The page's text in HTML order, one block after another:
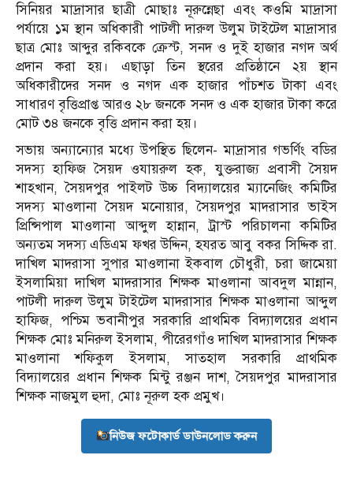
সিনিয়র মাদ্রাসার ছাত্রী মোছাঃ নূরুন্নেছা এবং কওমি মাদ্রাসা
পর্যায়ে ১ম স্থান অধিকারী পাটলী দারুল উলুম টাইটেল মাদ্রাসার
ছাত্র মোঃ আব্দুর রকিবকে ক্রেস্ট, সনদ ও দুই হাজার নগদ অর্থ
প্রদান করা হয়। এছাড়া তিন স্থরের প্রতিষ্ঠানে ২য় স্থান
অধিকারীদের সনদ ও নগদ এক হাজার পাঁচশত টাকা এবং
সাধারণ বৃত্তিপ্রাপ্ত আরও ২৮ জনকে সনদ ও এক হাজার টাকা করে
মোট ৩৪ জনকে বৃত্তি প্রদান করা হয়।
সভায় অন্যান্যোর মধ্যে উপস্থিত ছিলেন- মাদ্রাসার গভর্ণিং বডির
সদস্য হাফিজ সৈয়দ ওযায়রুল হক, যুক্তরাজ্য প্রবাসী সৈয়দ
শাহখান, সৈয়দপুর পাইলট উচ্চ বিদ্যালয়ের ম্যানেজিং কমিটির
সদস্য মাওলানা সৈয়দ মনোয়ার, সৈয়দপুর মাদরাসার ভাইস
প্রিন্সিপাল মাওলানা আব্দুল হান্নান, ট্রাস্ট পরিচালনা কমিটির
অন্যতম সদস্য এডিএম ফখর উদ্দিন, হযরত আবু বকর সিদ্দিক রা.
দাখিল মাদরাসা সুপার মাওলানা ইকবাল চৌধুরী, চরা জামেয়া
ইসলামিয়া দাখিল মাদরাসার শিক্ষক মাওলানা আবদুল মান্নান,
পাটলী দারুল উলুম টাইটেল মাদরাসার শিক্ষক মাওলানা আব্দুল
হাফিজ, পশ্চিম ভবানীপুর সরকারি প্রাথমিক বিদ্যালয়ের প্রধান
শিক্ষক মোঃ মনিরুল ইসলাম, পীরেরগাঁও দাখিল মাদরাসার শিক্ষক
মাওলানা শফিকুল ইসলাম, সাতহাল সরকারি প্রাথমিক
বিদ্যালয়ের প্রধান শিক্ষক মিন্টু রঞ্জন দাশ, সৈয়দপুর মাদরাসার
শিক্ষক নাজমুল হুদা, মোঃ নূরুল হক প্রমুখ।
নিউজ ফটোকার্ড ডাউনলোড করুন